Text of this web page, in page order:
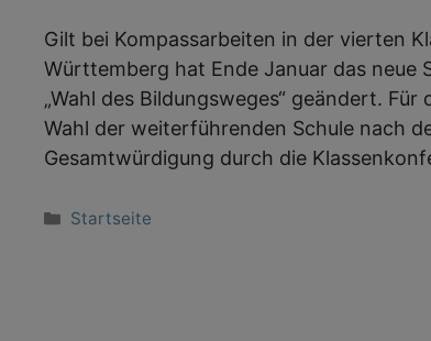
Gilt bei Kompassarbeiten in der vierten
Württemberg hat Ende Januar das neue
„Wahl des Bildungsweges“ geändert.
Wahl der weiterführenden Schule nach
Gesamtwürdigung durch die
Kategorien
Startseite